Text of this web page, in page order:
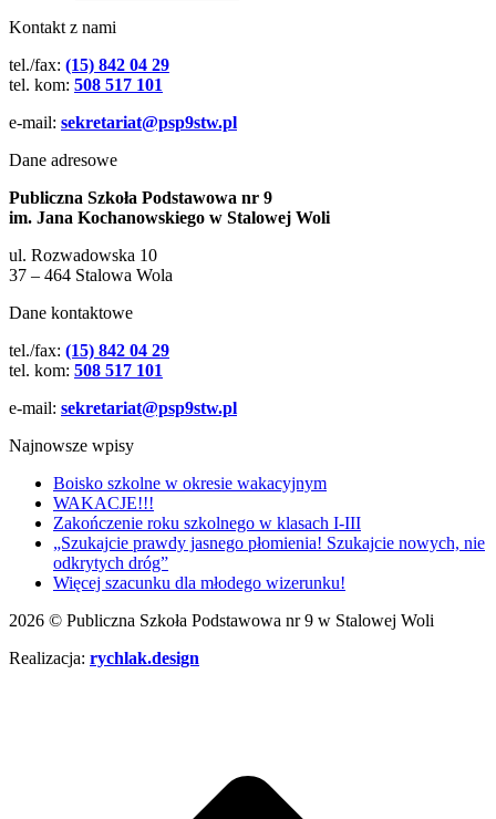
Kontakt z nami
tel./fax: (15) 842 04 29
tel. kom: 508 517 101
e-mail: sekretariat@psp9stw.pl
Dane adresowe
Publiczna Szkoła Podstawowa nr 9
im. Jana Kochanowskiego w Stalowej Woli
ul. Rozwadowska 10
37 – 464 Stalowa Wola
Dane kontaktowe
tel./fax: (15) 842 04 29
tel. kom: 508 517 101
e-mail: sekretariat@psp9stw.pl
Najnowsze wpisy
Boisko szkolne w okresie wakacyjnym
WAKACJE!!!
Zakończenie roku szkolnego w klasach I-III
„Szukajcie prawdy jasnego płomienia! Szukajcie nowych, nie
odkrytych dróg”
Więcej szacunku dla młodego wizerunku!
2026 © Publiczna Szkoła Podstawowa nr 9 w Stalowej Woli
Realizacja: rychlak.design